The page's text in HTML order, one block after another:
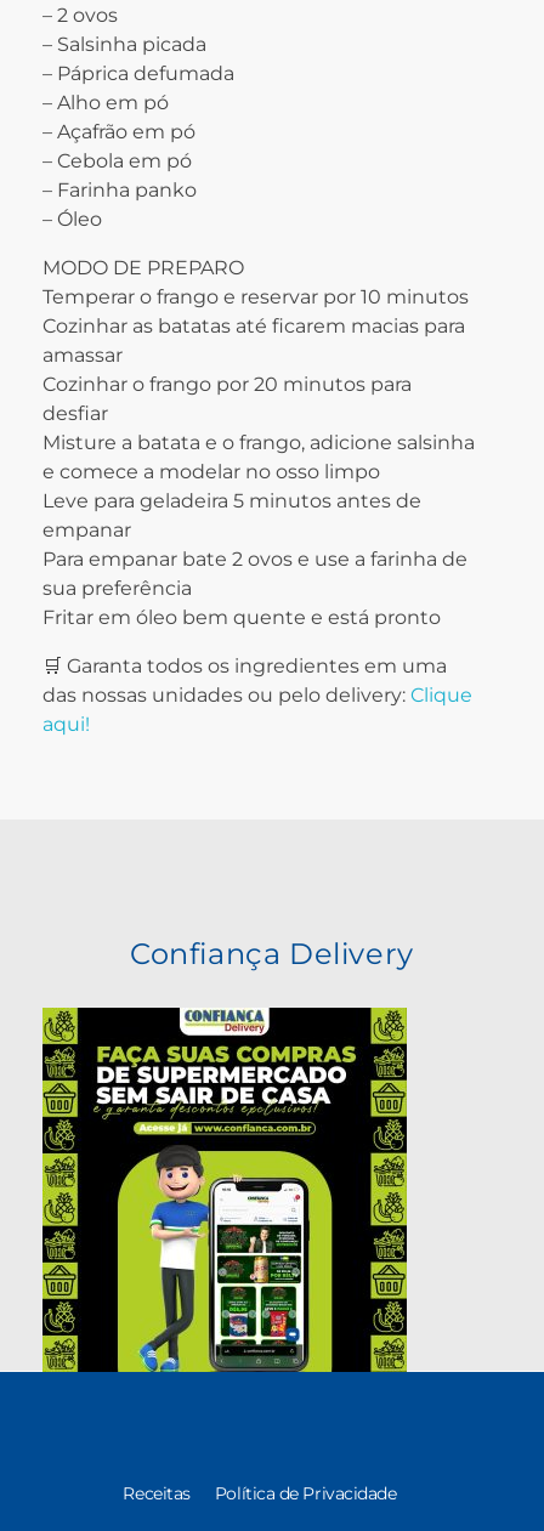
– 2 ovos
– Salsinha picada
– Páprica defumada
– Alho em pó
– Açafrão em pó
– Cebola em pó
– Farinha panko
– Óleo
MODO DE PREPARO
Temperar o frango e reservar por 10 minutos
Cozinhar as batatas até ficarem macias para
amassar
Cozinhar o frango por 20 minutos para
desfiar
Misture a batata e o frango, adicione salsinha
e comece a modelar no osso limpo
Leve para geladeira 5 minutos antes de
empanar
Para empanar bate 2 ovos e use a farinha de
sua preferência
Fritar em óleo bem quente e está pronto
🛒 Garanta todos os ingredientes em uma
das nossas unidades ou pelo delivery: Clique
aqui!
Confiança Delivery
Receitas Política de Privacidade